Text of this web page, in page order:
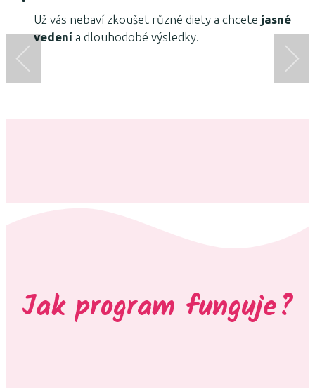
Už vás nebaví zkoušet různé diety a chcete jasné
vedení a dlouhodobé výsledky.
Jak program funguje?